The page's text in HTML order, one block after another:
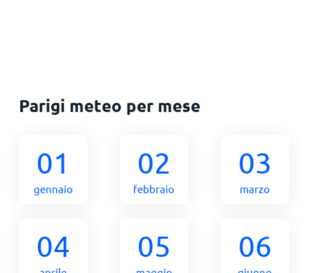
Parigi meteo per mese
01
gennaio
02
febbraio
03
marzo
04 05 06